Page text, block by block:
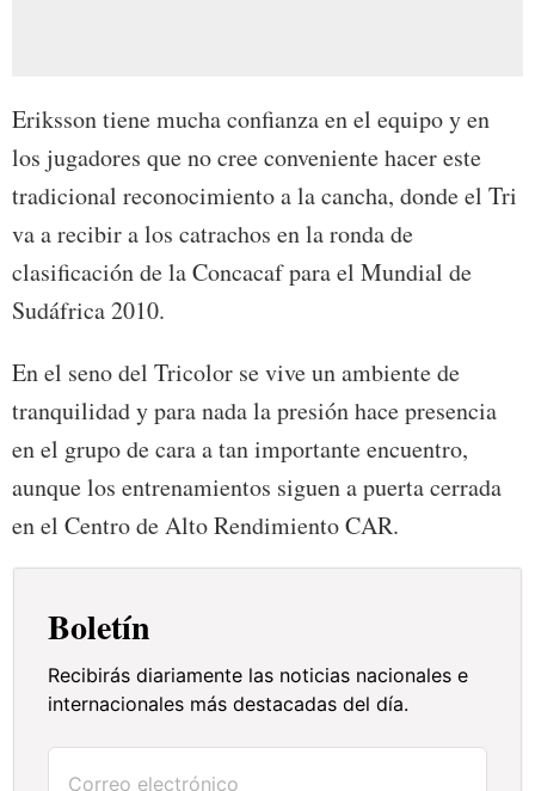
Eriksson tiene mucha confianza en el equipo y en
los jugadores que no cree conveniente hacer este
tradicional reconocimiento a la cancha, donde el Tri
va a recibir a los catrachos en la ronda de
clasificación de la Concacaf para el Mundial de
Sudáfrica 2010.
En el seno del Tricolor se vive un ambiente de
tranquilidad y para nada la presión hace presencia
en el grupo de cara a tan importante encuentro,
aunque los entrenamientos siguen a puerta cerrada
en el Centro de Alto Rendimiento CAR.
Boletín
Recibirás diariamente las noticias nacionales e
internacionales más destacadas del día.